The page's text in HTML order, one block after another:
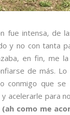
fue intensa, de
y no con tanta
en fin, me
de más. Lo
conmigo que se
acelerarle para
(ah como me